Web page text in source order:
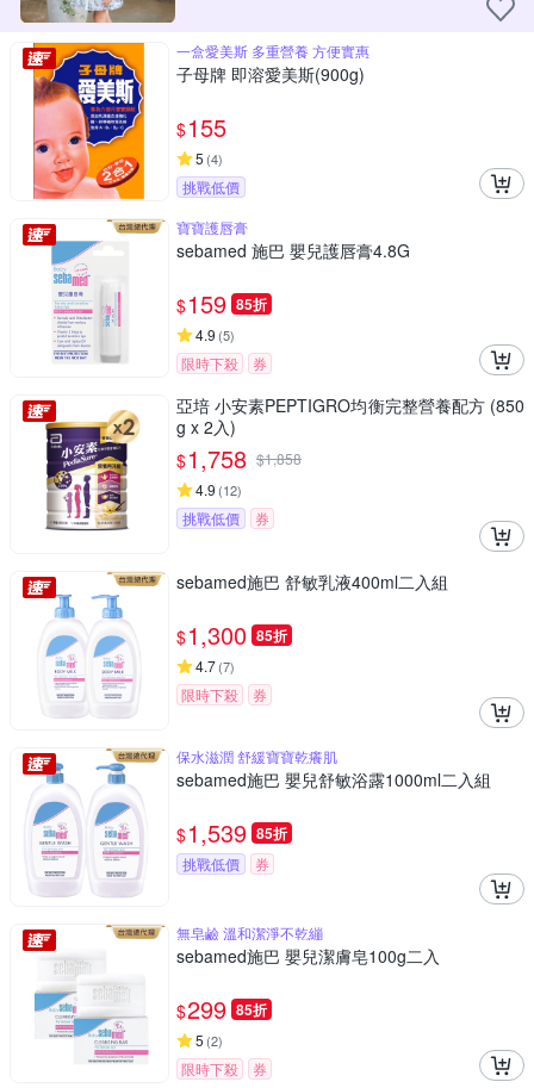
一盒愛美斯 多重營養 方便實惠
子母牌 即溶愛美斯(900g)
$155
5 (4)
挑戰低價
寶寶護唇膏
sebamed 施巴 嬰兒護唇膏4.8G
$159 85折
4.9 (5)
限時下殺 券
亞培 小安素PEPTIGRO均衡完整營養配方 (850
g x 2入)
$1,758 $1,858
4.9 (12)
挑戰低價 券
sebamed施巴 舒敏乳液400ml二入組
$1,300 85折
4.7(7)
限時下殺 券
保水滋潤 舒緩寶寶乾癢肌
sebamed施巴 嬰兒舒敏浴露1000ml二入組
$1,539 85折
挑戰低價 券
無皂鹼 溫和潔淨不乾繃
sebamed施巴 嬰兒潔膚皂100g二入
$299 85折
5 (2)
限時下殺
券